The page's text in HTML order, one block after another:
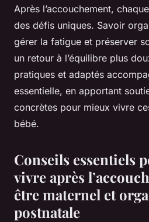
Après l’accouchement,
des défis uniques. Savoir
gérer la fatigue et préserver
un retour à l’équilibre plus
pratiques et adaptés
essentielle, en apportant
concrètes pour mieux vivre
bébé.
Conseils essentiels
vivre après
être maternel et
postnatale